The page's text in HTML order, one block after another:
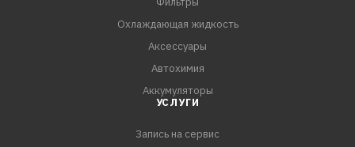
Охлаждающая жидкость
Аксессуары
Автохимия
Аккумуляторы
УСЛУГИ
Запись на сервис